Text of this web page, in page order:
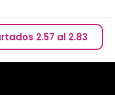
2.57 al 2.83